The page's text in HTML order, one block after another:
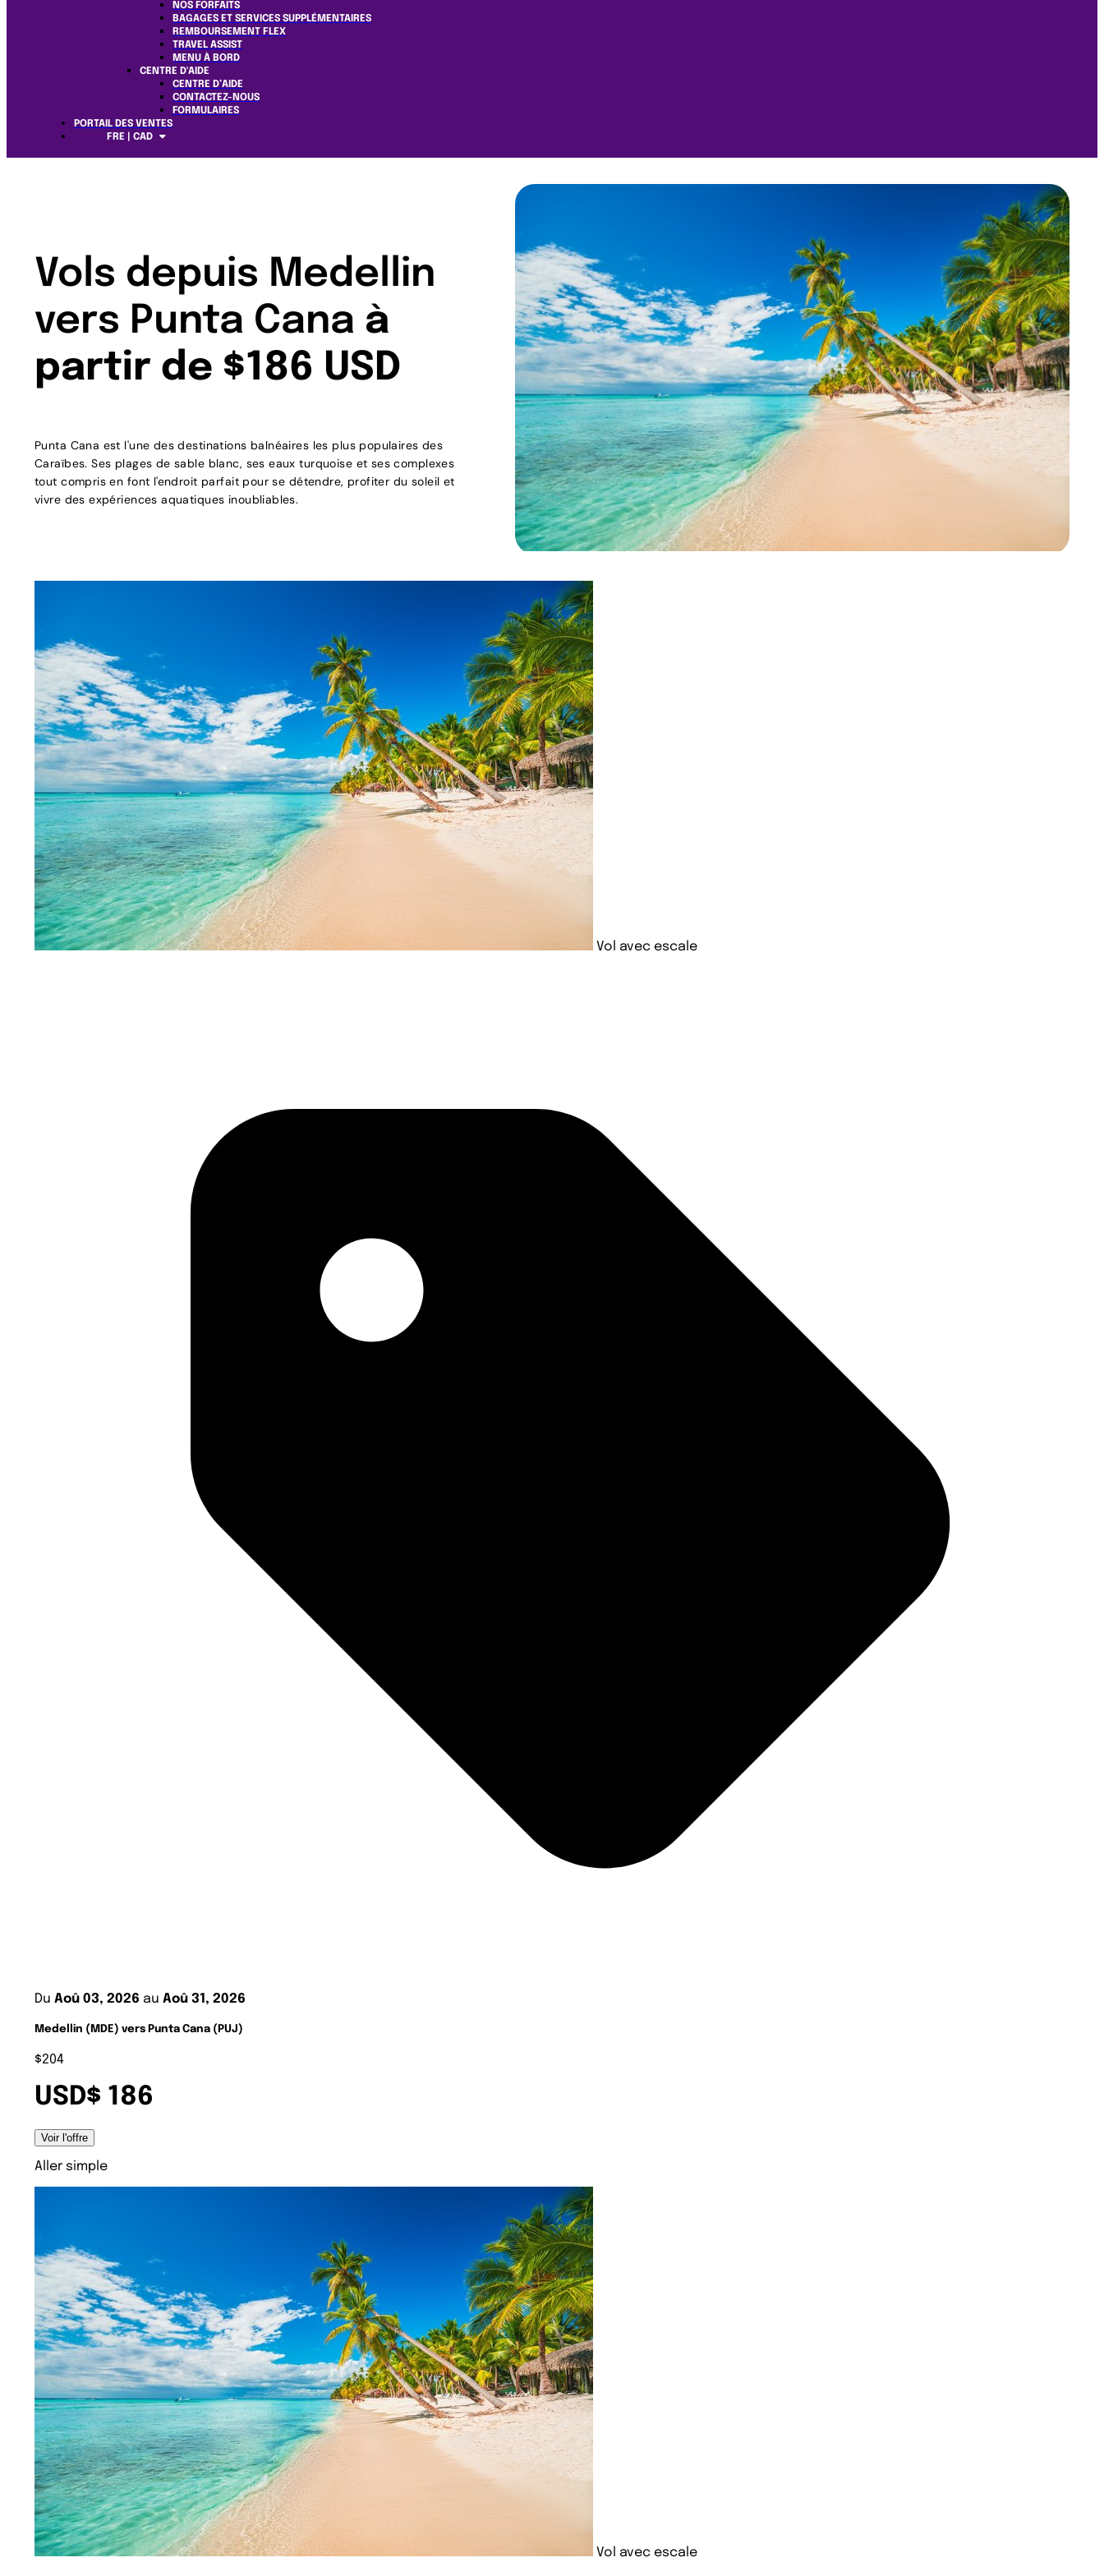
NOS FORFAITS
BAGAGES ET SERVICES SUPPLÉMENTAIRES
REMBOURSEMENT FLEX
TRAVEL ASSIST
MENU À BORD
CENTRE D'AIDE
CENTRE D’AIDE
CONTACTEZ-NOUS
FORMULAIRES
PORTAIL DES VENTES
FRE | CAD
Vols depuis Medellin
vers Punta Cana à
partir de $186 USD
Punta Cana est l'une des destinations balnéaires les plus populaires des
Caraïbes. Ses plages de sable blanc, ses eaux turquoise et ses complexes
tout compris en font l'endroit parfait pour se détendre, profiter du soleil et
vivre des expériences aquatiques inoubliables.
Vol avec escale
Du Aoû 03, 2026 au Aoû 31, 2026
Medellin (MDE) vers Punta Cana (PUJ)
$204
USD$ 186
Voir l'offre
Aller simple
Vol avec escale